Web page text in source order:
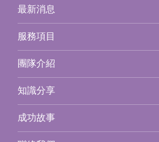
最新消息
服務項目
團隊介紹
知識分享
成功故事